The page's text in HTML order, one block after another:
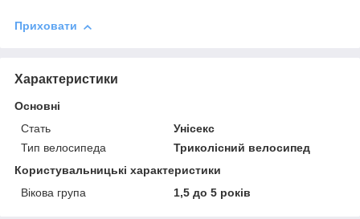
Приховати
Характеристики
Основні
Стать
Унісекс
Тип велосипеда
Триколісний велосипед
Користувальницькі характеристики
Вікова група
1,5 до 5 років